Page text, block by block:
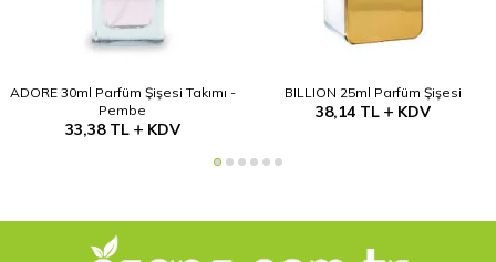
ADORE 30ml Parfüm Şişesi Takımı -
Pembe
33,38TL KDV
BILLION 25ml Parfüm Şişesi
38,14 TL KDV